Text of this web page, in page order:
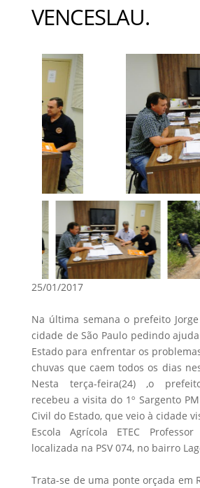
VENCESLAU.
25/01/2017
Na última semana o prefeito
cidade de São Paulo pedindo
Estado para enfrentar os
chuvas que caem todos os dias
Nesta terça-feira(24) ,o
recebeu a visita do 1º Sargento
Civil do Estado, que veio à cidade
Escola Agrícola ETEC
localizada na PSV 074, no bairro
Trata-se de uma ponte orçada em